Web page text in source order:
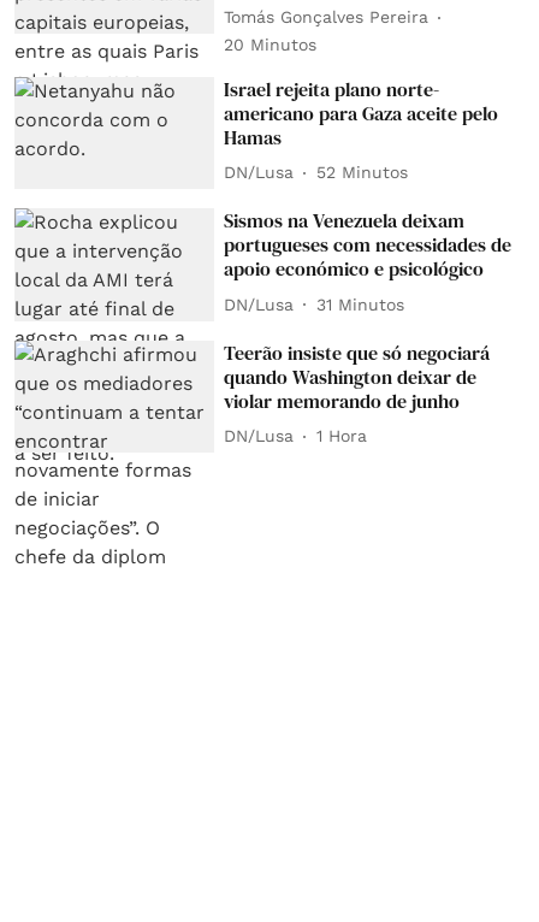
Tomás Gonçalves Pereira
20 Minutos
Israel rejeita plano norte-
americano para Gaza aceite pelo
Hamas
DN/Lusa 52 Minutos
Sismos na Venezuela deixam
portugueses com necessidades de
apoio económico e psicológico
DN/Lusa 31 Minutos
Teerão insiste que só negociará
quando Washington deixar de
violar memorando de junho
DN/Lusa 1 Hora